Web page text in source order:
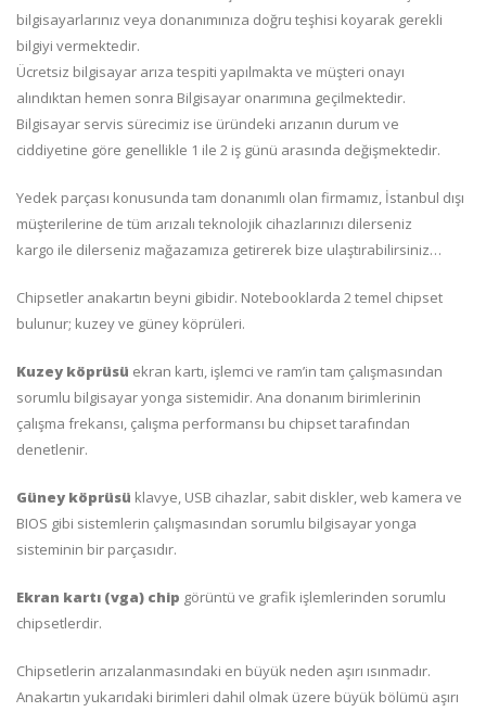
bilgisayarlarınız veya donanımınıza doğru teşhisi koyarak gerekli
bilgiyi vermektedir.
Ücretsiz bilgisayar arıza tespiti yapılmakta ve müşteri onayı
alındıktan hemen sonra Bilgisayar onarımına geçilmektedir.
Bilgisayar servis sürecimiz ise üründeki arızanın durum ve
ciddiyetine göre genellikle 1 ile 2 iş günü arasında değişmektedir.
Yedek parçası konusunda tam donanımlı olan firmamız, İstanbul dışı
müşterilerine de tüm arızalı teknolojik cihazlarınızı dilerseniz
kargo ile dilerseniz mağazamıza getirerek bize ulaştırabilirsiniz…
Chipsetler anakartın beyni gibidir. Notebooklarda 2 temel chipset
bulunur; kuzey ve güney köprüleri.
Kuzey köprüsü ekran kartı, işlemci ve ram’in tam çalışmasından
sorumlu bilgisayar yonga sistemidir. Ana donanım birimlerinin
çalışma frekansı, çalışma performansı bu chipset tarafından
denetlenir.
Güney köprüsü klavye, USB cihazlar, sabit diskler, web kamera ve
BIOS gibi sistemlerin çalışmasından sorumlu bilgisayar yonga
sisteminin bir parçasıdır.
Ekran kartı (vga) chip görüntü ve grafik işlemlerinden sorumlu
chipsetlerdir.
Chipsetlerin arızalanmasındaki en büyük neden aşırı ısınmadır.
Anakartın yukarıdaki birimleri dahil olmak üzere büyük bölümü aşırı